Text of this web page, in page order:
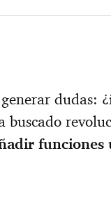
dudas:
buscado
funciones